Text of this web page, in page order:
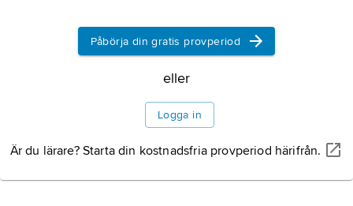
Påbörja din gratis provperiod
eller
Logga in
Är du lärare? Starta din kostnadsfria provperiod härifrån.